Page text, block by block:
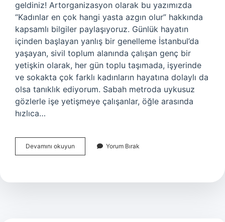
geldiniz! Artorganizasyon olarak bu yazımızda
“Kadınlar en çok hangi yasta azgın olur” hakkında
kapsamlı bilgiler paylaşıyoruz. Günlük hayatın
içinden başlayan yanlış bir genelleme İstanbul’da
yaşayan, sivil toplum alanında çalışan genç bir
yetişkin olarak, her gün toplu taşımada, işyerinde
ve sokakta çok farklı kadınların hayatına dolaylı da
olsa tanıklık ediyorum. Sabah metroda uykusuz
gözlerle işe yetişmeye çalışanlar, öğle arasında
hızlıca…
Devamını okuyun Kadınlar
en
yasta
Yorum Bırak